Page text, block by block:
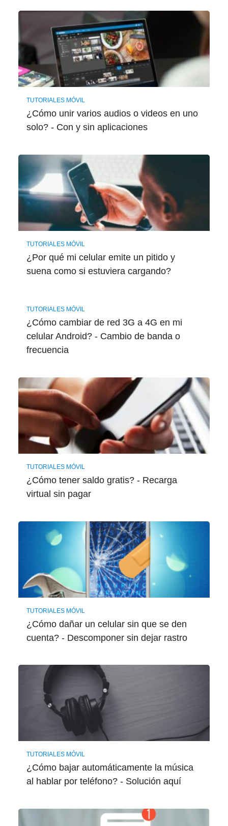
TUTORIALES MÓVIL
¿Cómo unir varios audios o videos en uno
solo? - Con y sin aplicaciones
TUTORIALES MÓVIL
¿Por qué mi celular emite un pitido y
suena como si estuviera cargando?
TUTORIALES MÓVIL
¿Cómo cambiar de red 3G a 4G en mi
celular Android? - Cambio de banda o
frecuencia
TUTORIALES MÓVIL
¿Cómo tener saldo gratis? - Recarga
virtual sin pagar
TUTORIALES MÓVIL
¿Cómo dañar un celular sin que se den
cuenta? - Descomponer sin dejar rastro
TUTORIALES MÓVIL
¿Cómo bajar automáticamente la música
al hablar por teléfono? - Solución aquí